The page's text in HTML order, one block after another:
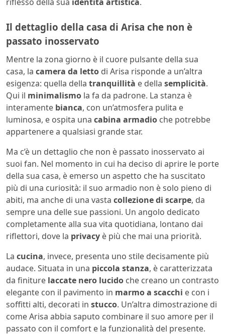
riflesso della sua identità artistica.
Il dettaglio della casa di Arisa che non è
passato inosservato
Mentre la zona giorno è il cuore pulsante della sua
casa, la camera da letto di Arisa risponde a un’altra
esigenza: quella della tranquillità e della semplicità.
Qui il minimalismo la fa da padrone. La stanza è
interamente bianca, con un’atmosfera pulita e
luminosa, e ospita una cabina armadio che potrebbe
appartenere a qualsiasi grande star.
Ma c’è un dettaglio che non è passato inosservato ai
suoi fan. Nel momento in cui ha deciso di aprire le porte
della sua casa, è emerso un aspetto che ha suscitato
più di una curiosità: il suo armadio non è solo pieno di
abiti, ma anche di una vasta collezione di scarpe, da
sempre una delle sue passioni. Un angolo dedicato
completamente alla sua vita quotidiana, lontano dai
riflettori, dove la privacy è più che mai una priorità.
La cucina, invece, presenta uno stile decisamente più
audace. Situata in una piccola stanza, è caratterizzata
da finiture laccate nero lucido che creano un contrasto
elegante con il pavimento in marmo a scacchi e con i
soffitti alti, decorati in stucco. Un’altra dimostrazione di
come Arisa abbia saputo combinare il suo amore per il
passato con il comfort e la funzionalità del presente.